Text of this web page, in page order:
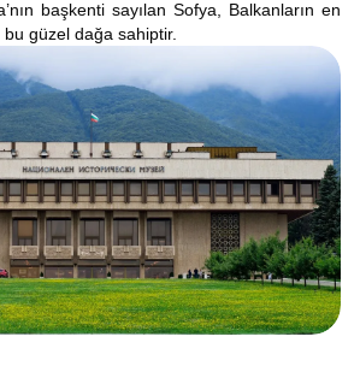
başkenti sayılan Sofya, Balkanların en
güzel dağa sahiptir.